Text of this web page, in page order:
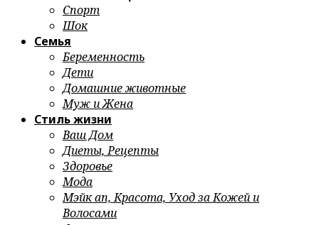
Спорт
Шок
Семья
Беременность
Дети
Домашние животные
Муж и Жена
Стиль жизни
Ваш Дом
Диеты, Рецепты
Здоровье
Мода
Мэйк ап, Красота, Уход за Кожей и
Волосами